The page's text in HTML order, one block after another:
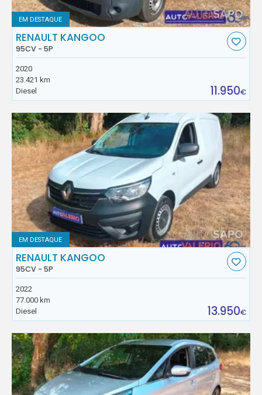
EM DESTAQUE
RENAULT KANGOO
95CV - 5P
2020
23.421 km
Diesel
11.950€
EM DESTAQUE
RENAULT KANGOO
95CV - 5P
2022
77.000 km
Diesel
13.950€